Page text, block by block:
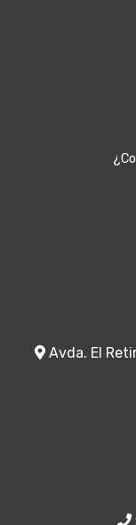
Avda. El